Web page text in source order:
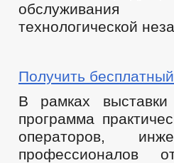
обслуживания
технологической
Получить
В рамках
программа
операторов,
профессионалов